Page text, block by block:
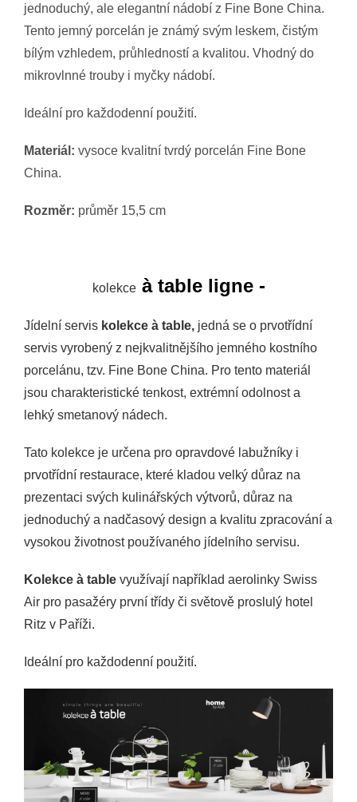
jednoduchý, ale elegantní nádobí z Fine Bone China.
Tento jemný porcelán je známý svým leskem, čistým
bílým vzhledem, průhledností a kvalitou. Vhodný do
mikrovlnné trouby i myčky nádobí.
Ideální pro každodenní použití.
Materiál: vysoce kvalitní tvrdý porcelán Fine Bone
China.
Rozměr: průměr 15,5 cm
kolekceà table ligne -
Jídelní servis kolekce à table, jedná se o prvotřídní
servis vyrobený z nejkvalitnějšího jemného kostního
porcelánu, tzv. Fine Bone China. Pro tento materiál
jsou charakteristické tenkost, extrémní odolnost a
lehký smetanový nádech.
Tato kolekce je určena pro opravdové labužníky i
prvotřídní restaurace, které kladou velký důraz na
prezentaci svých kulinářských výtvorů, důraz na
jednoduchý a nadčasový design a kvalitu zpracování a
vysokou životnost používaného jídelního servisu.
Kolekce à table využívají například aerolinky Swiss
Air pro pasažéry první třídy či světově proslulý hotel
Ritz v Paříži.
Ideální pro každodenní použití.